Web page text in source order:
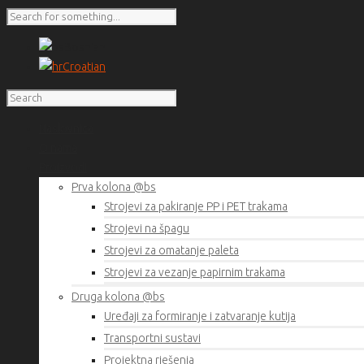
Croatian
Prva kolona @bs
Strojevi za pakiranje PP i PET trakama
Strojevi na špagu
Strojevi za omatanje paleta
Strojevi za vezanje papirnim trakama
Druga kolona @bs
Uređaji za formiranje i zatvaranje kutija
Transportni sustavi
Projektna rješenja